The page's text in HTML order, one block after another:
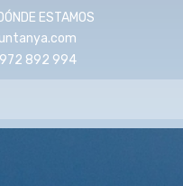
ESTAMOS
892 994